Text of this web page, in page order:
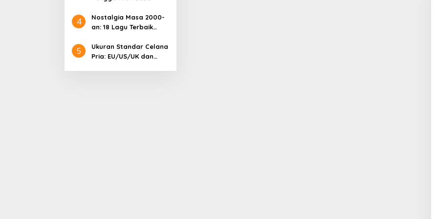
Lengkap dan Informasi
Terkini
4
Nostalgia Masa 2000-
an: 18 Lagu Terbaik
Menggetarkan Hati
5
Ukuran Standar Celana
Pria: EU/US/UK dan